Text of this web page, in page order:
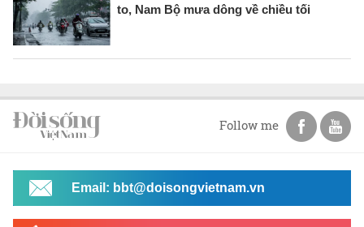
to, Nam Bộ mưa dông về chiều tối
Follow me
Email: bbt@doisongvietnam.vn